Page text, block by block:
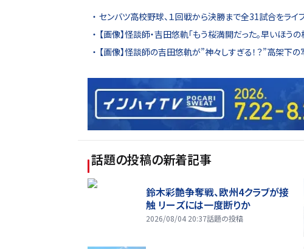
センバツ高校野球、１回戦から決勝まで全31試合をライ
【画像】怪談師・吉田悠軌「もう桜満開だった。早いほう
【画像】怪談師の吉田悠軌が”神々しすぎる！？”高架下の
話題の投稿の新着記事
鈴木彩艶争奪戦、欧州4クラブが接
触 リーズには一度断りか
2026/08/04 20:37話題の投稿